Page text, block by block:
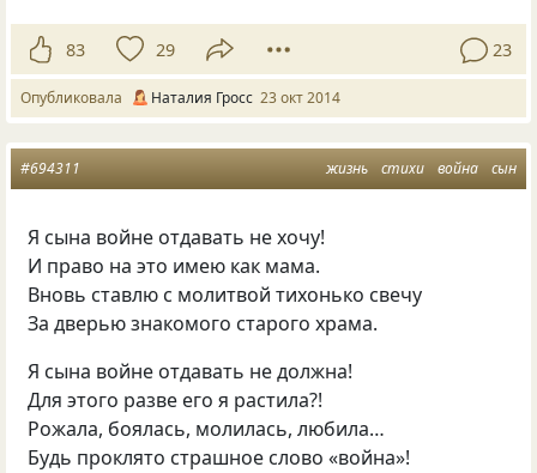
83 29 23
Опубликовала Наталия Гросс 23 окт 2014
жизнь стихи война сын
#694311
Я сына войне отдавать не хочу!
И право на это имею как мама.
Вновь ставлю с молитвой тихонько свечу
За дверью знакомого старого храма.
Я сына войне отдавать не должна!
Для этого разве его я растила?!
Рожала, боялась, молилась, любила…
Будь проклято страшное слово «война»!